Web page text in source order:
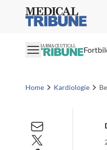
Medical Tribune
PHARMACEUTICAL
Home Kardiologie